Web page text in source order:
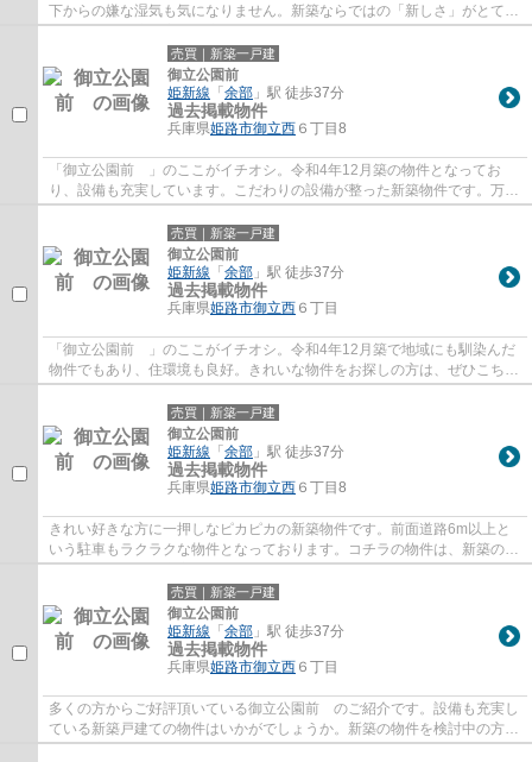
下からの嫌な湿気も気になりません。新築ならではの「新しさ」がとても
魅力です。快適な室内環境のある、2022年1...
売買｜新築一戸建
御立公園前
姫新線 「余部 」駅 徒歩37分
過去掲載物件
兵庫県姫路市御立西 ６丁目8
「御立公園前 」のここがイチオシ。令和4年12月築の物件となってお
り、設備も充実しています。こだわりの設備が整った新築物件です。万が
一、火災が起きた際も安心の準耐火構造の物件...
売買｜新築一戸建
御立公園前
姫新線 「余部 」駅 徒歩37分
過去掲載物件
兵庫県姫路市御立西 ６丁目
「御立公園前 」のここがイチオシ。令和4年12月築で地域にも馴染んだ
物件でもあり、住環境も良好。きれいな物件をお探しの方は、ぜひこちら
の新築物件をご覧ください。準耐火構造で建...
売買｜新築一戸建
御立公園前
姫新線 「余部 」駅 徒歩37分
過去掲載物件
兵庫県姫路市御立西 ６丁目8
きれい好きな方に一押しなピカピカの新築物件です。前面道路6m以上と
いう駐車もラクラクな物件となっております。コチラの物件は、新築の戸
建て物件で設備も充実しています。ベタ基礎...
売買｜新築一戸建
御立公園前
姫新線 「余部 」駅 徒歩37分
過去掲載物件
兵庫県姫路市御立西 ６丁目
多くの方からご好評頂いている御立公園前 のご紹介です。設備も充実し
ている新築戸建ての物件はいかがでしょうか。新築の物件を検討中の方は
ぜひ一度こちらの物件をご覧ください。懐...